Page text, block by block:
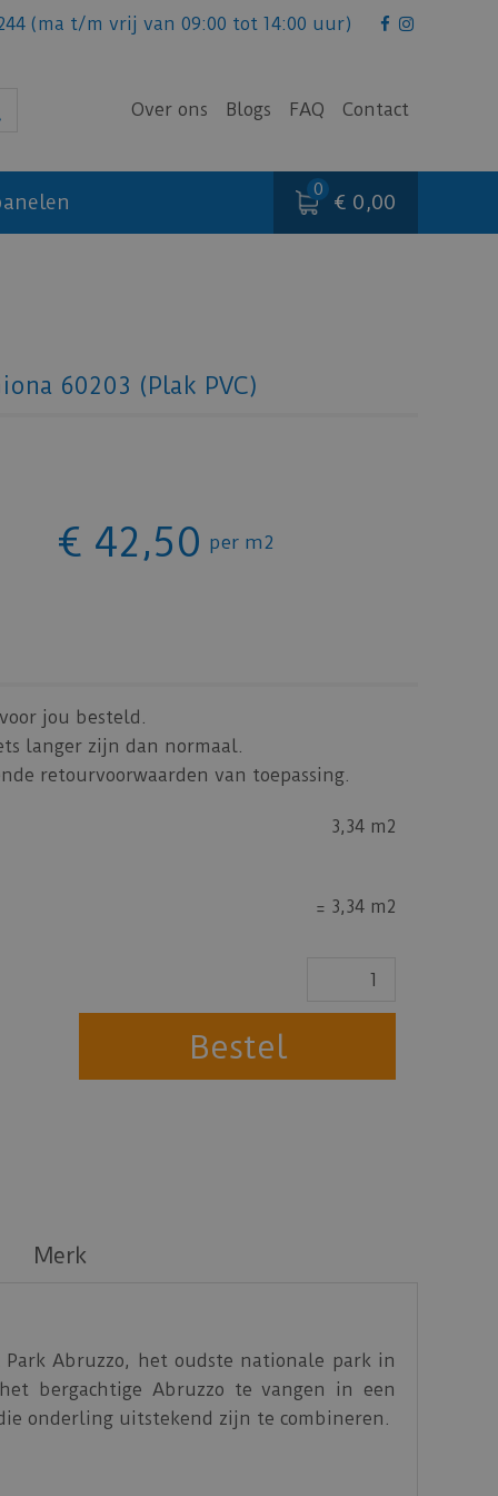
(ma t/m vrij van 09:00 tot 14:00 uur)
Over ons Blogs FAQ Contact
€ 0,00
60203 (Plak PVC)
€ 42,50 per m2
jou besteld.
langer zijn dan normaal.
retourvoorwaarden van toepassing.
3,34 m2
= 3,34 m2
Merk
Abruzzo, het oudste nationale park in
bergachtige Abruzzo te vangen in een
onderling uitstekend zijn te combineren.
XL met vierkante tegels van 91,44 x 91,44